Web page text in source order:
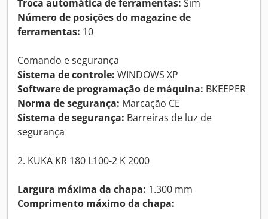
Troca automática de ferramentas: Sim
Número de posições do magazine de
ferramentas: 10
Comando e segurança
Sistema de controle: WINDOWS XP
Software de programação de máquina: BKEEPER
Norma de segurança: Marcação CE
Sistema de segurança: Barreiras de luz de
segurança
2. KUKA KR 180 L100-2 K 2000
Largura máxima da chapa: 1.300 mm
Comprimento máximo da chapa: